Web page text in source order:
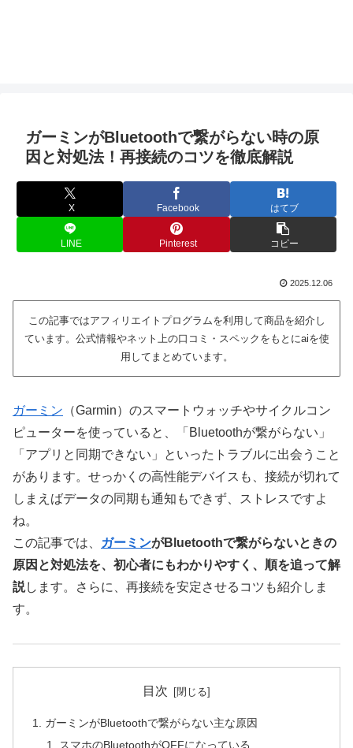
ガーミンがBluetoothで繋がらない時の原
因と対処法！再接続のコツを徹底解説
X Facebook はてブ
LINE Pinterest コピー
2025.12.06
この記事ではアフィリエイトプログラムを利用して商品を紹介し
ています。公式情報やネット上の口コミ・スペックをもとにaiを使
用してまとめています。
ガーミン （Garmin）のスマートウォッチやサイクルコン
ピューターを使っていると、「Bluetoothが繋がらない」
「アプリと同期できない」といったトラブルに出会うこと
があります。せっかくの高性能デバイスも、接続が切れて
しまえばデータの同期も通知もできず、ストレスですよ
ね。
この記事では、
ガーミンがBluetoothで繋がらないときの
原因と対処法を、初心者にもわかりやすく、順を追って解
説します。さらに、再接続を安定させるコツも紹介しま
す。
目次
ガーミンがBluetoothで繋がらない主な原因
スマホのBluetoothがOFFになっている